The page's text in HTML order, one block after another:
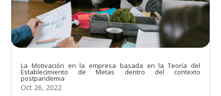
La Motivación en la empresa basada en la Teoría del
Establecimiento de Metas dentro del contexto
postpandemia
Oct 26, 2022